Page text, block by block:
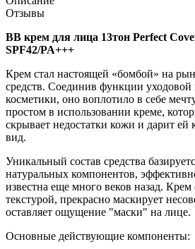
Отзывы
BB крем для лица 13тон Perfect
SPF42/PA+++
Крем стал настоящей «бомбой» на
средств. Соединив функции уходовой
косметики, оно воплотило в себе
простом в использовании креме,
скрывает недостатки кожи и дарит ей
вид.
Уникальный состав средства
натуральных компонентов,
известна еще много веков назад. Крем
текстурой, прекрасно маскирует
оставляет ощущение "маски" на лице.
Основные действующие компоненты: